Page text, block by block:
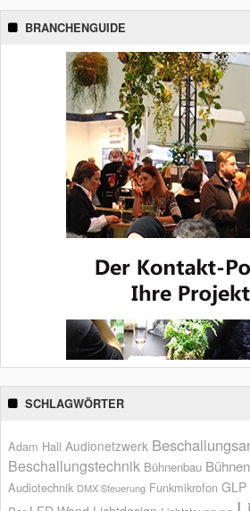
BRANCHENGUIDE
SCHLAGWÖRTER
Adam Hall Audionetzwerk
Beschallungstechnik Bühnenbau
Audiotechnik DMX Steuerung Funkmikrofon GLP